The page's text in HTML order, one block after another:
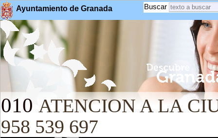
Ayuntamiento de Granada Buscar
010 ATENCION A LA
958 539 697